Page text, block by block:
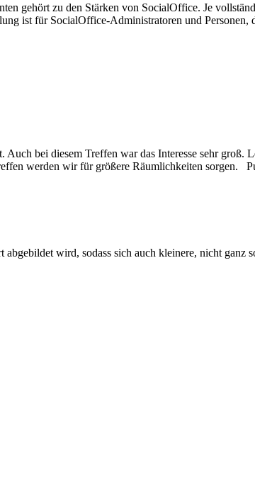
gehört zu den Stärken von SocialOffice. Je
ist für SocialOffice-Administratoren und
bei diesem Treffen war das Interesse sehr groß.
werden wir für größere Räumlichkeiten sorgen.
wird, sodass sich auch kleinere, nicht ganz